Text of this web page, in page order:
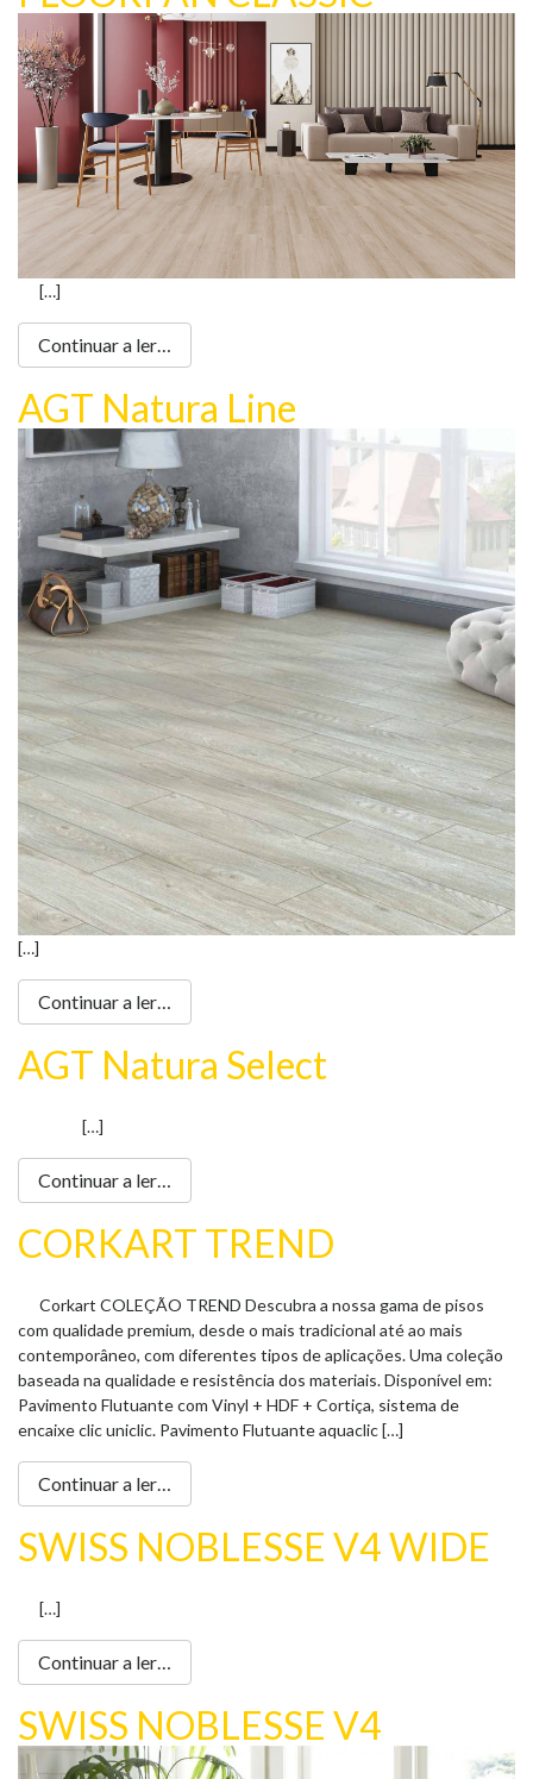
[…]
Continuar a ler…
AGT Natura Line
[…]
Continuar a ler…
AGT Natura Select
[…]
Continuar a ler…
CORKART TREND
Corkart COLEÇÃO TREND Descubra a nossa gama de pisos
com qualidade premium, desde o mais tradicional até ao mais
contemporâneo, com diferentes tipos de aplicações. Uma coleção
baseada na qualidade e resistência dos materiais. Disponível em:
Pavimento Flutuante com Vinyl + HDF + Cortiça, sistema de
encaixe clic uniclic. Pavimento Flutuante aquaclic […]
Continuar a ler…
SWISS NOBLESSE V4 WIDE
[…]
Continuar a ler…
SWISS NOBLESSE V4